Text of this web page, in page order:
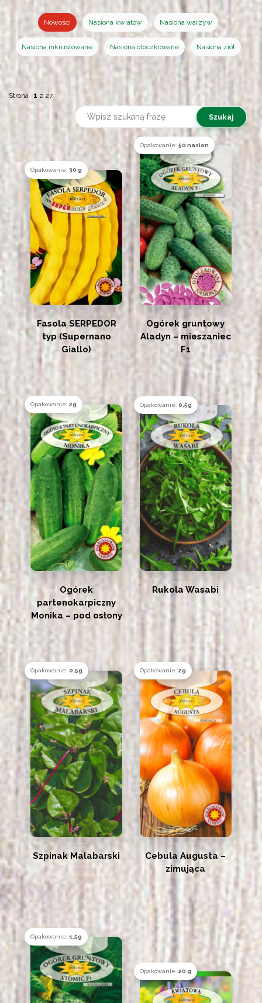
Nowości Nasiona kwiatów Nasiona warzyw
Nasiona inkrustowane Nasiona otoczkowane Nasiona ziół
Strona 1 z 27
Opakowanie:30 g
Fasola SERPEDOR
typ (Supernano
Giallo)
Opakowanie: 50 nasion
Ogórek gruntowy
Aladyn – mieszaniec
F1
Opakowanie:2g
Ogórek
partenokarpiczny
Monika – pod osłony
Opakowanie: 0,5g
Rukola Wasabi
Opakowanie:0,5g
Szpinak Malabarski
Opakowanie: 2g
Cebula Augusta –
zimująca
Opakowanie:1,5g
Opakowanie: 20 g